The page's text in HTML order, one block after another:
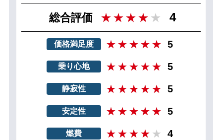
総合評価 4
価格満足度 5
乗り心地 5
静寂性 5
安定性 5
燃費 4